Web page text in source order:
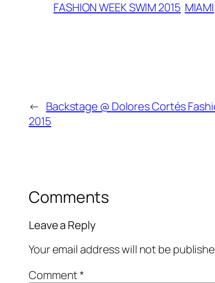
FASHION WEEK SWIM 2015 MIAMI
← Backstage @ Dolores Cortés
2015
Comments
Leave a Reply
Your email address will not be
Comment*